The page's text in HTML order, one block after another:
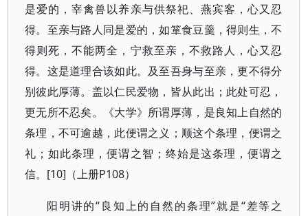
是爱的，宰禽兽以养亲与供祭祀、燕宾客，心又忍
得。至亲与路人同是爱的，如箪食豆羹，得则生，不
得则死，不能两全，宁救至亲，不救路人，心又忍
得。这是道理合该如此。及至吾身与至亲，更不得分
别彼此厚薄。盖以仁民爱物，皆从此出；此处可忍，
更无所不忍矣。《大学》所谓厚薄，是良知上自然的
条理，不可逾越，此便谓之义；顺这个条理，便谓之
礼；如此条理，便谓之智；终始是这条理，便谓之
信。[10]（上册P108）
阳明讲的“良知上的自然的条理”就是“差等之